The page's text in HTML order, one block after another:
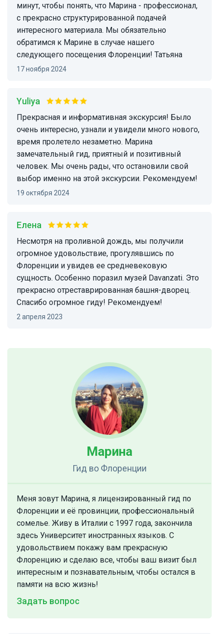
минут, чтобы понять, что Марина - профессионал,
с прекрасно структурированной подачей
интересного материала. Мы обязательно
обратимся к Марине в случае нашего
следующего посещения Флоренции! Татьяна
17 ноября 2024
Yuliya
Прекрасная и информативная экскурсия! Было
очень интересно, узнали и увидели много нового,
время пролетело незаметно. Марина
замечательный гид, приятный и позитивный
человек. Мы очень рады, что остановили свой
выбор именно на этой экскурсии. Рекомендуем!
19 октября 2024
Елена
Несмотря на проливной дождь, мы получили
огромное удовольствие, прогулявшись по
Флоренции и увидев ее средневековую
сущность. Особенно поразил музей Davanzati. Это
прекрасно отреставрированная башня-дворец.
Спасибо огромное гиду! Рекомендуем!
2 апреля 2023
Марина
Гид во Флоренции
Меня зовут Марина, я лицензированный гид по
Флоренции и её провинции, профессиональный
сомелье. Живу в Италии с 1997 года, закончила
здесь Университет иностранных языков. С
удовольствием покажу вам прекрасную
Флоренцию и сделаю все, чтобы ваш визит был
интересным и познавательным, чтобы остался в
памяти на всю жизнь!
Задать вопрос